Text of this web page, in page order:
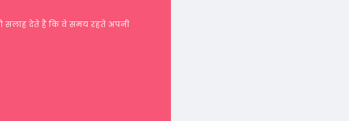
सलाह देते हैं कि वे समय रहते अपनी